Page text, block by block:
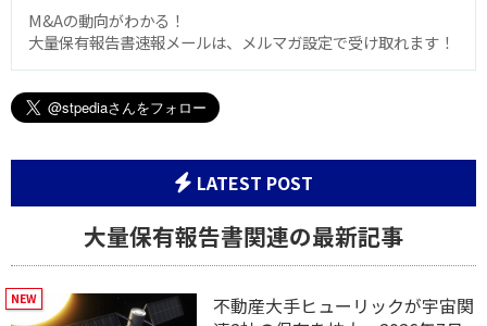
M&Aの動向がわかる！
大量保有報告書速報メールは、メルマガ設定で受け取れます！
LATEST POST
大量保有報告書関連の最新記事
不動産大手ヒューリックが宇宙関